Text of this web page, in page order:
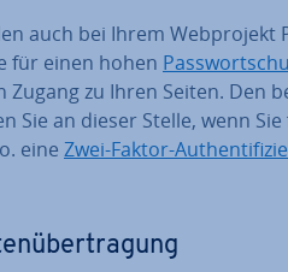
auch bei Ihrem Web­pro­jekt
für einen hohen
Zugang zu Ihren Seiten. Den
Sie an dieser Stelle, wenn
eine Zwei-Faktor-